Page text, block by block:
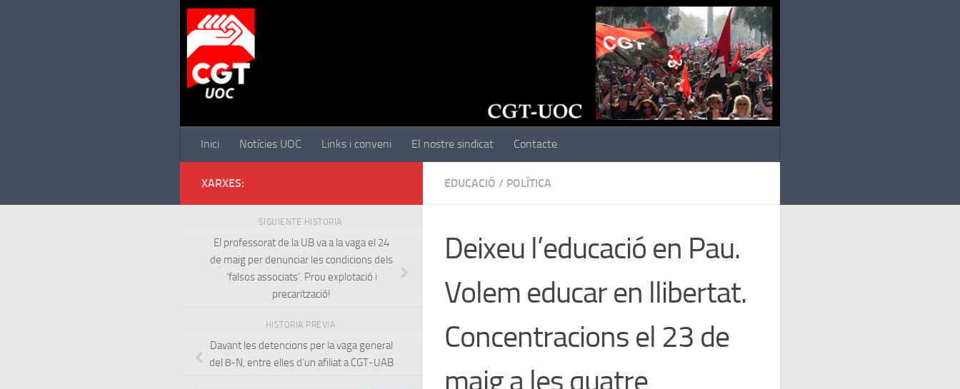
Inici Notícies UOC Links i conveni El nostre sindicat Contacte
EDUCACIÓ / POLÍTICA
Deixeu l’educació en Pau.
Volem educar en llibertat.
Concentracions el 23 de
maig a les quatre
XARXES:
SIGUIENTE HISTORIA
El professorat de la UB va a la vaga el 24
de maig per denunciar les condicions dels
‘falsos associats’. Prou explotació i
precarització!
HISTORIA PREVIA
Davant les detencions per la vaga general
del 8-N, entre elles d’un afiliat a CGT-UAB